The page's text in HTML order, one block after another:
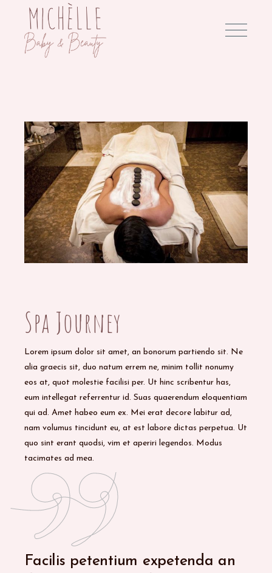
Spa Journey
Lorem ipsum dolor sit amet, an bonorum partiendo sit. Ne
alia graecis sit, duo natum errem ne, minim tollit nonumy
eos at, quot molestie facilisi per. Ut hinc scribentur has,
eum intellegat referrentur id. Suas quaerendum eloquentiam
qui ad. Amet habeo eum ex. Mei erat decore labitur ad,
nam volumus tincidunt eu, at est labore dictas perpetua. Ut
quo sint erant quodsi, vim et aperiri legendos. Modus
tacimates ad mea.
Facilis petentium expetenda an